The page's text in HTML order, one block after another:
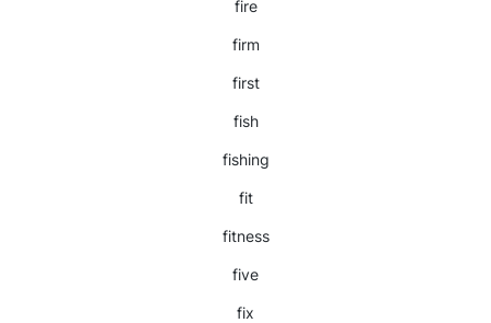
fire
firm
first
fish
fishing
fit
fitness
five
fix